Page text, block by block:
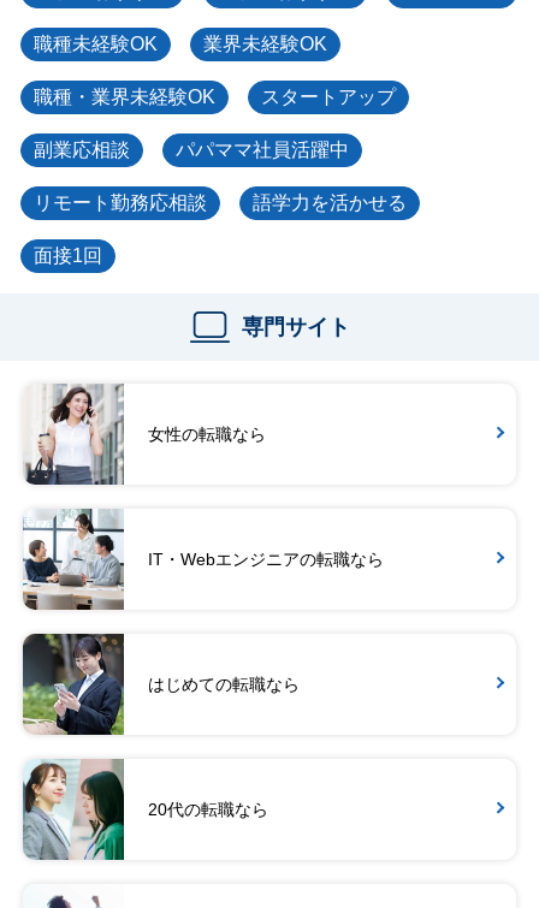
職種未経験OK 業界未経験OK
職種・業界未経験OK スタートアップ
副業応相談 パパママ社員活躍中
リモート勤務応相談 語学力を活かせる
面接1回
専門サイト
女性の転職なら
IT・Webエンジニアの転職なら
はじめての転職なら
20代の転職なら